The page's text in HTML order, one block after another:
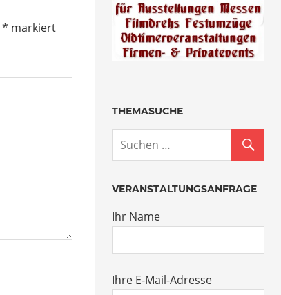
* markiert
THEMASUCHE
VERANSTALTUNGSANFRAGE
Ihr Name
Ihre E-Mail-Adresse